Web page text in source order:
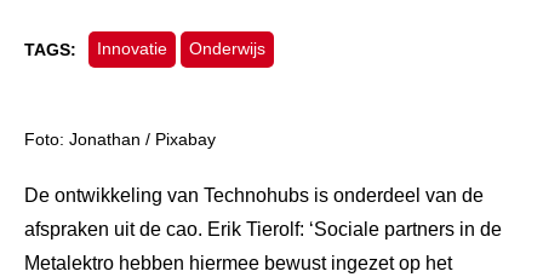
TAGS: Innovatie Onderwijs
Foto: Jonathan / Pixabay
De ontwikkeling van Technohubs is onderdeel van de
afspraken uit de cao. Erik Tierolf: ‘Sociale partners in de
Metalektro hebben hiermee bewust ingezet op het